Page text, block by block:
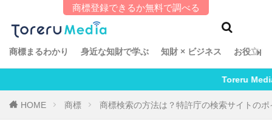
商標まるわかり 身近な知財で学ぶ 知財 × ビジネス お役立ち
商標登録できるか無料で調べる
Toreru Media は【隔週
HOME 商標 商標検索の方法は？特許庁の検索サイトの
タグ
「知財とアレ」エッセイ Omochi Satomi
suiP TCG特許探検記 Toreru編集部
Uchida あしたの知財 インタビュー
おもしろ知財 ゲスト投稿 こち亀